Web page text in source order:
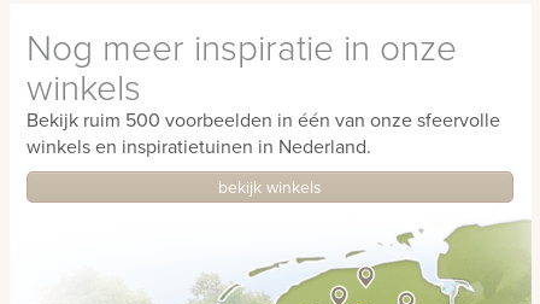
Engelen
Islamitisch
Joods
Perzisch
Chinees
Nog meer inspiratie in onze
winkels
Bekijk ruim 500 voorbeelden in één van onze sfeervolle
winkels en inspiratietuinen in Nederland.
bekijk winkels